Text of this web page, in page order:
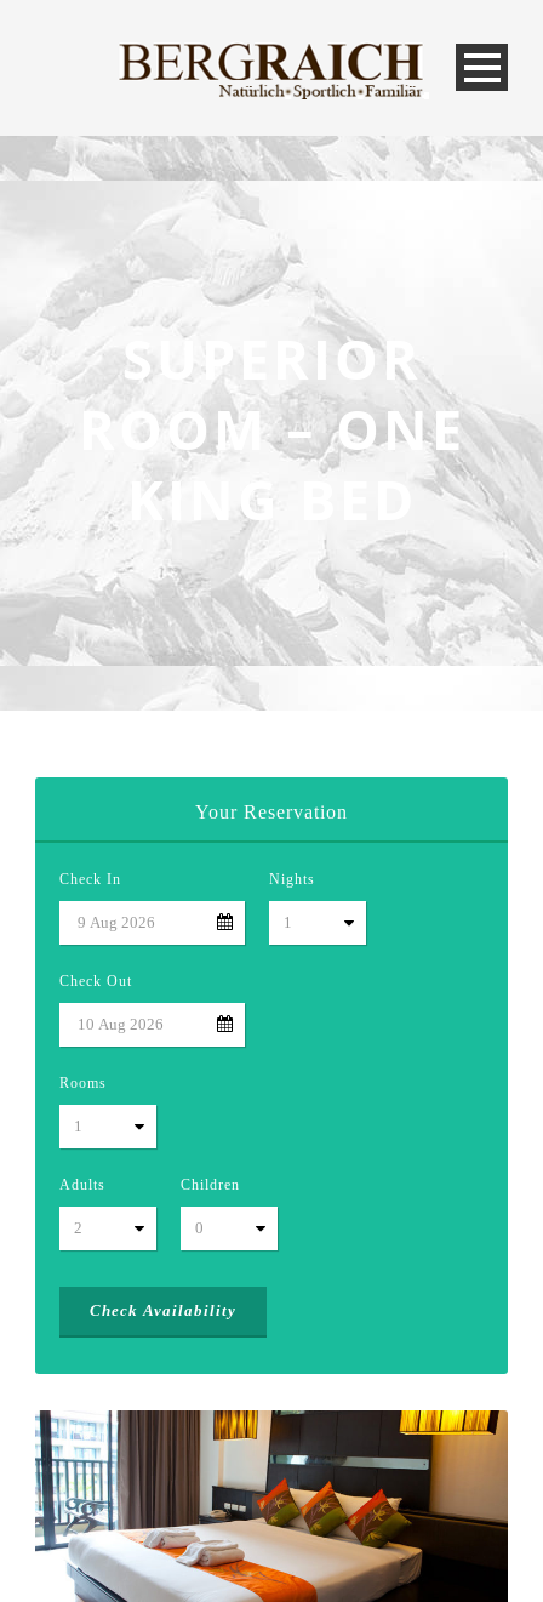
SUPERIOR
ROOM – ONE
KING BED
Your Reservation
Check In Nights
Check Out
Rooms
Adults Children